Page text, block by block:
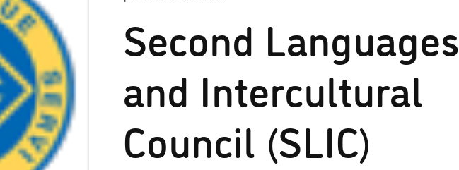
Second Languages
and Intercultural
Council (SLIC)